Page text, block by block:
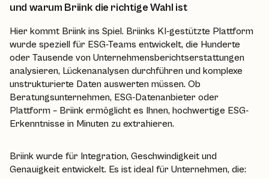
und warum Briink die richtige Wahl ist
Hier kommt Briink ins Spiel. Briinks KI-gestützte Plattform
wurde speziell für ESG-Teams entwickelt, die Hunderte
oder Tausende von Unternehmensberichtserstattungen
analysieren, Lückenanalysen durchführen und komplexe
unstrukturierte Daten auswerten müssen. Ob
Beratungsunternehmen, ESG-Datenanbieter oder
Plattform – Briink ermöglicht es Ihnen, hochwertige ESG-
Erkenntnisse in Minuten zu extrahieren.
Briink wurde für Integration, Geschwindigkeit und
Genauigkeit entwickelt. Es ist ideal für Unternehmen, die: